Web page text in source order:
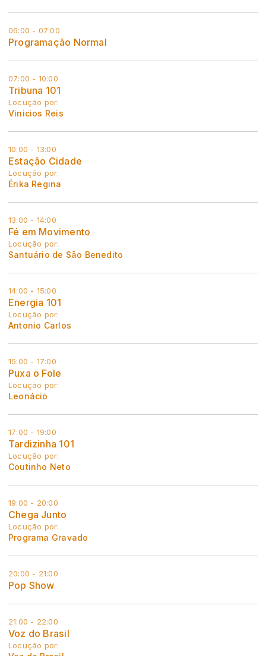
06:00 - 07:00
Programação Normal
07:00 - 10:00
Tribuna 101
Locução por:
Vinicios Reis
10:00 - 13:00
Estação Cidade
Locução por:
Érika Regina
13:00 - 14:00
Fé em Movimento
Locução por:
Santuário de São Benedito
14:00 - 15:00
Energia 101
Locução por:
Antonio Carlos
15:00 - 17:00
Puxa o Fole
Locução por:
Leonácio
17:00 - 19:00
Tardizinha 101
Locução por:
Coutinho Neto
19:00 - 20:00
Chega Junto
Locução por:
Programa Gravado
20:00 - 21:00
Pop Show
21:00 - 22:00
Voz do Brasil
Locução por: